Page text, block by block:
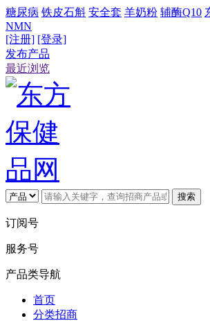
糖尿病 铁皮石斛 安全套 羊奶粉 辅酶Q10
NMN
[注册] [登录]
发布产品
最近浏览
搜索
订阅号
服务号
产品类导航
首页
分类招商